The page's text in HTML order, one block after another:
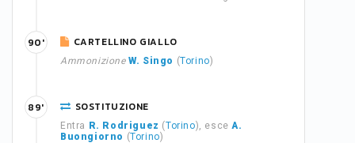
CARTELLINO GIALLO
Ammonizione W. Singo (Torino)
90'
SOSTITUZIONE
Entra R. Rodriguez (Torino), esceA.
Buongiorno (Torino)
89'